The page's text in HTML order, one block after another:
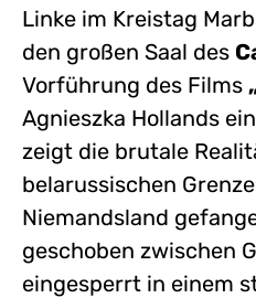
Linke im Kreistag
den großen Saal des
Vorführung des Films
Agnieszka Hollands
zeigt die brutale
belarussischen
Niemandsland
geschoben zwischen
eingesperrt in einem